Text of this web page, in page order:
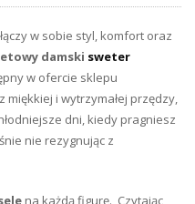
w sobie styl, komfort oraz
damski sweter
w ofercie sklepu
miękkiej i wytrzymałej przędzy,
dni, kiedy pragniesz
nie rezygnując z
na każdą figurę. Czytając